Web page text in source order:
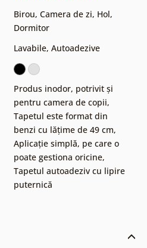
Birou, Camera de zi, Hol,
Dormitor
Lavabile, Autoadezive
Produs inodor, potrivit și
pentru camera de copii,
Tapetul este format din
benzi cu lățime de 49 cm,
Aplicație simplă, pe care o
poate gestiona oricine,
Tapetul autoadeziv cu lipire
puternică